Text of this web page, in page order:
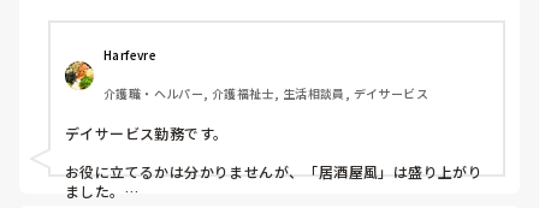
毎月：「カフェ」と称して少し豪華なおやつとコーヒー・緑
茶等の提供、カレンダー作り
隔月： ランチのテイクアウトイベント
その他： 季節ごとの定期的な行事(運動会や七夕など)
Harfevre
介護職・ヘルパー, 介護福祉士, 生活相談員, デイサービス
デイサービス勤務です。
お役に立てるかは分かりませんが、「居酒屋風」は盛り上がり
ました。